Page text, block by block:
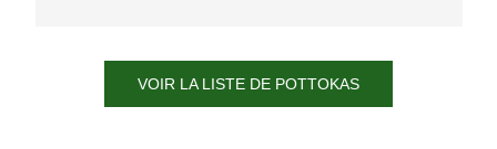
VOIR LA LISTE DE POTTOKAS